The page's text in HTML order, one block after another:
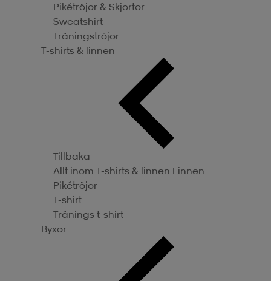
Pikétröjor & Skjortor
Sweatshirt
Träningströjor
T-shirts & linnen
Tillbaka
Allt inom T-shirts & linnen Linnen
Pikétröjor
T-shirt
Tränings t-shirt
Byxor